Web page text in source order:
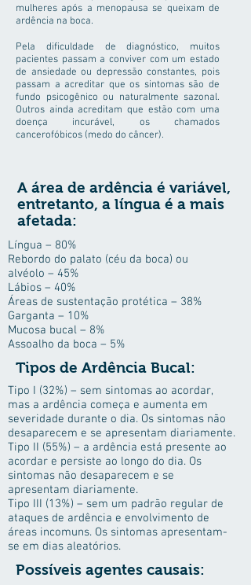
A área de ardência é variável,
entretanto, a língua é a mais
afetada:
mulheres após a menopausa se queixam de
ardência na boca.
Pela dificuldade de diagnóstico, muitos
pacientes passam a conviver com um estado
de ansiedade ou depressão constantes, pois
passam a acreditar que os sintomas são de
fundo psicogênico ou naturalmente sazonal.
Outros ainda acreditam que estão com uma
doença incurável, os chamados
cancerofóbicos (medo do câncer).
Língua – 80%
Rebordo do palato (céu da boca) ou
alvéolo – 45%
Lábios – 40%
Áreas de sustentação protética – 38%
Garganta – 10%
Mucosa bucal – 8%
Assoalho da boca – 5%
Tipo I (32%) – sem sintomas ao acordar,
mas a ardência começa e aumenta em
severidade durante o dia. Os sintomas não
desaparecem e se apresentam diariamente.
Tipo II (55%) – a ardência está presente ao
acordar e persiste ao longo do dia. Os
sintomas não desaparecem e se
apresentam diariamente.
Tipo III (13%) – sem um padrão regular de
ataques de ardência e envolvimento de
áreas incomuns. Os sintomas apresentam-
se em dias aleatórios.
Tipos de Ardência Bucal:
Possíveis agentes causais: